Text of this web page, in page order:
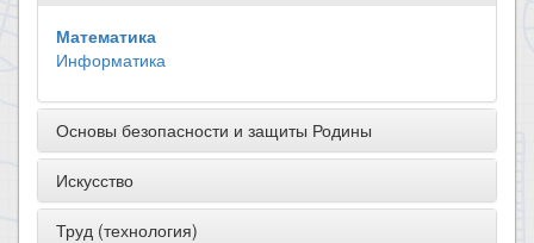
Математика
Информатика
Основы безопасности и защиты Родины
Искусство
Труд (технология)